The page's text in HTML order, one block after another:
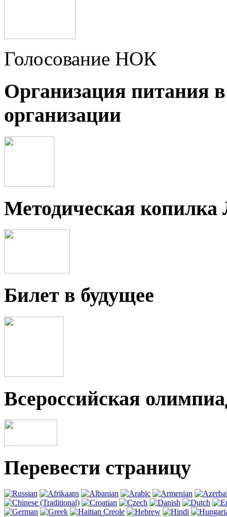
Голосование НОК
Организация питания
организации
Методическая
Билет в будущее
Всероссийская
Перевести страницу